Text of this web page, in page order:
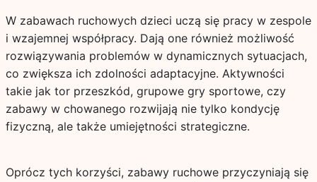
W zabawach ruchowych dzieci uczą się pracy w zespole
i wzajemnej współpracy. Dają one również możliwość
rozwiązywania problemów w dynamicznych sytuacjach,
co zwiększa ich zdolności adaptacyjne. Aktywności
takie jak tor przeszkód, grupowe gry sportowe, czy
zabawy w chowanego rozwijają nie tylko kondycję
fizyczną, ale także umiejętności strategiczne.
Oprócz tych korzyści, zabawy ruchowe przyczyniają się